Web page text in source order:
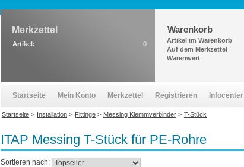
ITAP Messing T-Stück für PE-Rohre
Sortieren nach:
Merkzettel
Artikel: 0
Warenkorb
Artikel im Warenkorb
Auf dem Merkzettel
Warenwert
Startseite Mein Konto Merkzettel Registrieren Infocenter
Startseite > Installation > Fittinge > Messing Klemmverbinder > T-Stück